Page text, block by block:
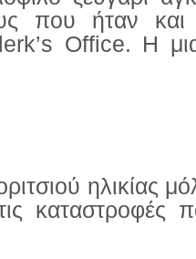
που ήταν
Office. Η
ηλικίας
καταστροφές